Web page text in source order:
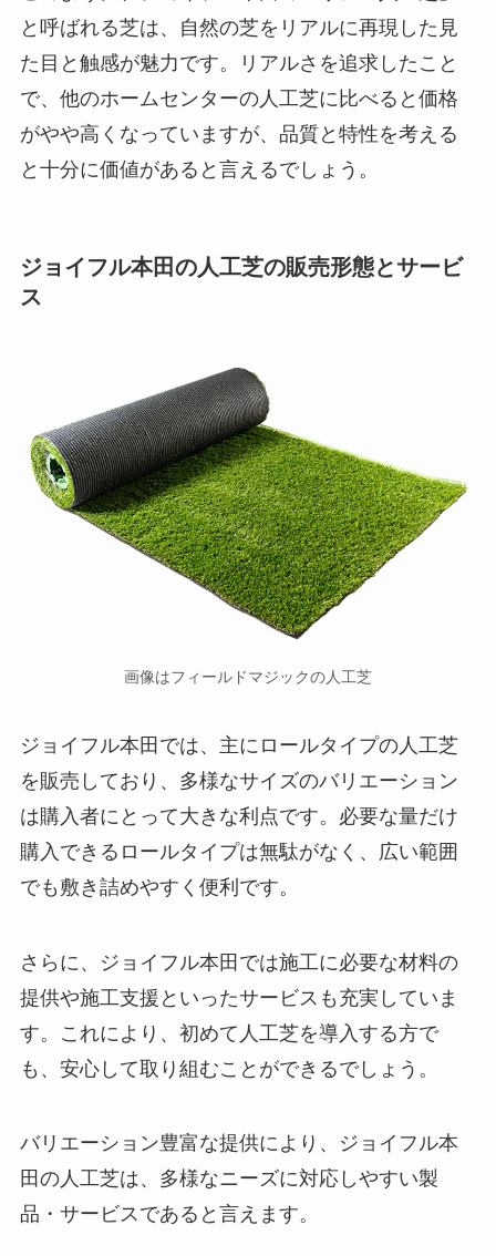
と呼ばれる芝は、自然の芝をリアルに再現した見
た目と触感が魅力です。リアルさを追求したこと
で、他のホームセンターの人工芝に比べると価格
がやや高くなっていますが、品質と特性を考える
と十分に価値があると言えるでしょう。
ジョイフル本田の人工芝の販売形態とサービ
ス
画像はフィールドマジックの人工芝
ジョイフル本田では、主にロールタイプの人工芝
を販売しており、多様なサイズのバリエーション
は購入者にとって大きな利点です。必要な量だけ
購入できるロールタイプは無駄がなく、広い範囲
でも敷き詰めやすく便利です。
さらに、ジョイフル本田では施工に必要な材料の
提供や施工支援といったサービスも充実していま
す。これにより、初めて人工芝を導入する方で
も、安心して取り組むことができるでしょう。
バリエーション豊富な提供により、ジョイフル本
田の人工芝は、多様なニーズに対応しやすい製
品・サービスであると言えます。